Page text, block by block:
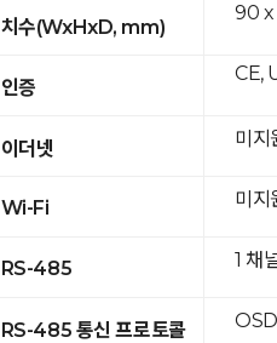
치수(WxHxD, mm)
인증
이더넷
Wi-Fi
RS-485
RS-485 통신 프로토콜
90 x
CE,
미지
미지
1 채